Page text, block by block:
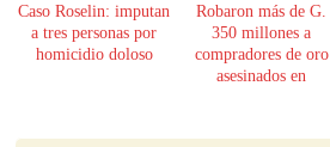
Caso Roselin: imputan
a tres personas por
homicidio doloso
Robaron más de G.
350 millones a
compradores de oro
asesinados en